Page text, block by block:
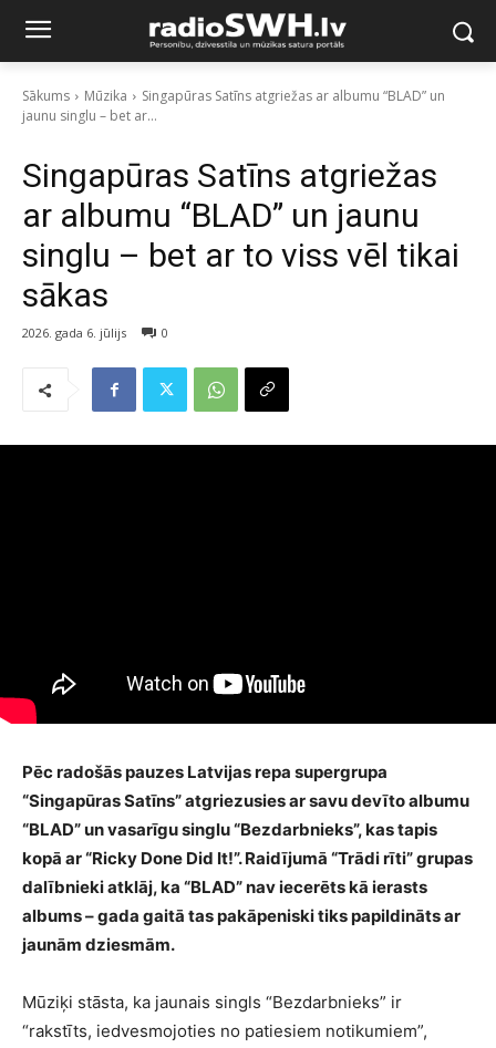
Sākums Mūzika
Singapūras Satīns atgriežas ar albumu “BLAD” un
jaunu singlu – bet ar...
Singapūras Satīns atgriežas
ar albumu “BLAD” un jaunu
singlu – bet ar to viss vēl tikai
sākas
2026. gada 6. jūlijs 0
Pēc radošās pauzes Latvijas repa supergrupa
“Singapūras Satīns” atgriezusies ar savu devīto albumu
“BLAD” un vasarīgu singlu “Bezdarbnieks”, kas tapis
kopā ar “Ricky Done Did It!”. Raidījumā “Trādi rīti” grupas
dalībnieki atklāj, ka “BLAD” nav iecerēts kā ierasts
albums – gada gaitā tas pakāpeniski tiks papildināts ar
jaunām dziesmām.
Mūziķi stāsta, ka jaunais singls “Bezdarbnieks” ir
“rakstīts, iedvesmojoties no patiesiem notikumiem”,